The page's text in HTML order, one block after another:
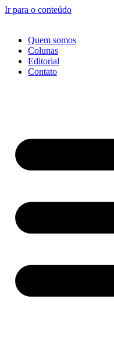
Ir para o conteúdo
Quem somos
Colunas
Editorial
Contato